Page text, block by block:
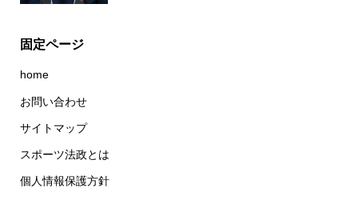
固定ページ
home
お問い合わせ
サイトマップ
スポーツ法政とは
個人情報保護方針